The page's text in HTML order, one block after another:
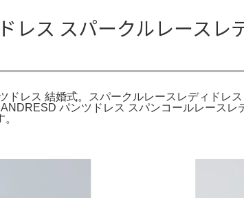
ス スパークルレースレ
ドレス 結婚式。スパークルレースレディドレ
パンツドレス スパンコールレース